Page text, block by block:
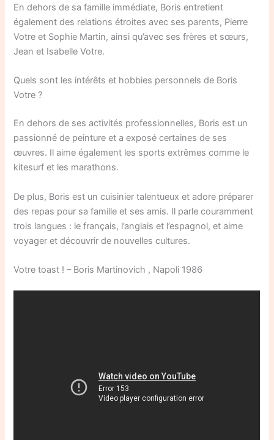
En dehors de sa famille immédiate, Boris entretient
également des relations étroites avec ses parents, Pierre
Votre et Sophie Martin, ainsi qu’avec ses frères et sœurs,
Jean et Isabelle Votre.
Quels sont les intérêts et hobbies personnels de Boris
Votre ?
En dehors de ses activités professionnelles, Boris est un
passionné de peinture et a exposé certaines de ses
œuvres. Il aime également les sports extrêmes comme le
kitesurf et les marathons.
De plus, Boris est un cuisinier talentueux et adore préparer
des repas pour sa famille et ses amis. Il parle couramment
trois langues : le français, l’anglais et l’espagnol, et aime
voyager et découvrir de nouvelles cultures.
Votre toast ! – Boris Martinovich , Napoli 1986